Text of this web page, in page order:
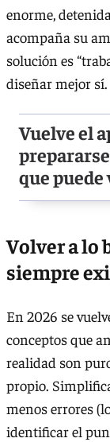
enorme,
acompaña su
solución es
diseñar mejor sí.
Vuelve el
que
Volver a lo
siempre
En 2026 se
conceptos que
realidad son
propio.
menos errores
identificar el